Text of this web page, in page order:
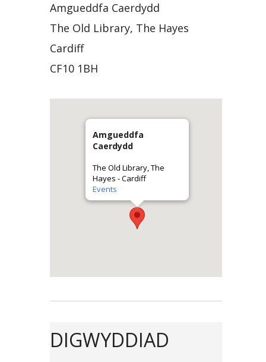
Amgueddfa Caerdydd
The Old Library, The Hayes
Cardiff
CF10 1BH
Amgueddfa
Caerdydd
The Old Library, The
Hayes - Cardiff
Events
DIGWYDDIAD